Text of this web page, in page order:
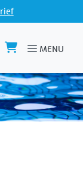
MENU